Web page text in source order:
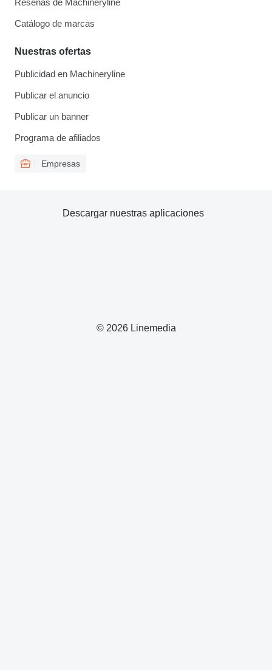
Reseñas de Machineryline
Catálogo de marcas
Nuestras ofertas
Publicidad en Machineryline
Publicar el anuncio
Publicar un banner
Programa de afiliados
Empresas
© 2026 Linemedia
Descargar nuestras aplicaciones